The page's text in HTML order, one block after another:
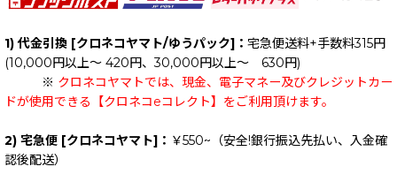
1) 代金引換 [クロネコヤマト/ゆうパック]： 宅急便送料+手数料315円
(10,000円以上～ 420円、30,000円以上～ 630円)
※ クロネコヤマトでは、現金、電子マネー及びクレジットカー
ドが使用できる【クロネコeコレクト】をご利用頂けます。
2) 宅急便 [クロネコヤマト]： ￥550~（安全!銀行振込先払い、入金確
認後配送）